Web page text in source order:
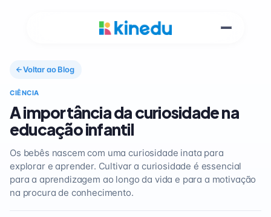
Voltar ao Blog
CIÊNCIA
A importância da curiosidade na
educação infantil
Os bebês nascem com uma curiosidade inata para
explorar e aprender. Cultivar a curiosidade é essencial
para a aprendizagem ao longo da vida e para a motivação
na procura de conhecimento.